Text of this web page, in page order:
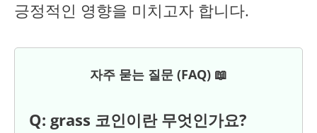
긍정적인 영향을 미치고자 합니다.
자주 묻는 질문 (FAQ) 📖
Q: grass 코인이란 무엇인가요?